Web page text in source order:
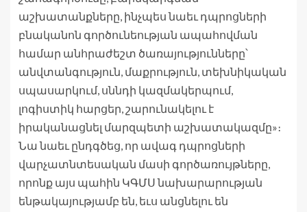
աշխատանքները, ինչպես նաեւ դպրոցների
բնականոն գործունեության ապահովման
համար անհրաժեշտ ծառայությունները՝
անվտանգություն, մաքրություն, տեխնիկական
սպասարկում, սննդի կազմակերպում,
լոգիստիկ հարցեր, շարունակելու է
իրականացնել մարզպետի աշխատակազմը»։
Նա նաեւ ընդգծեց, որ ավագ դպրոցների
վարչատնտեսական մասի գործառույթները,
որոնք այս պահին ԿԳՄՍ նախարարության
ենթակայությամբ են, եւս անցնելու են